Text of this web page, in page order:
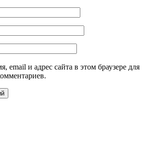
email и адрес сайта в этом браузере для